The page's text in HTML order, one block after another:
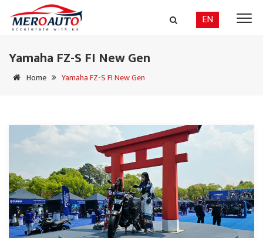
EN
Yamaha FZ-S FI New Gen
Home Yamaha FZ-S FI New Gen